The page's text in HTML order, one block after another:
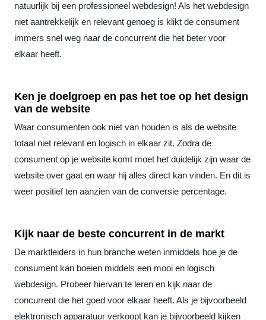
natuurlijk bij een professioneel webdesign! Als het webdesign
niet aantrekkelijk en relevant genoeg is klikt de consument
immers snel weg naar de concurrent die het beter voor
elkaar heeft.
Ken je doelgroep en pas het toe op het design
van de website
Waar consumenten ook niet van houden is als de website
totaal niet relevant en logisch in elkaar zit. Zodra de
consument op je website komt moet het duidelijk zijn waar de
website over gaat en waar hij alles direct kan vinden. En dit is
weer positief ten aanzien van de conversie percentage.
Kijk naar de beste concurrent in de markt
De marktleiders in hun branche weten inmiddels hoe je de
consument kan boeien middels een mooi en logisch
webdesign. Probeer hiervan te leren en kijk naar de
concurrent die het goed voor elkaar heeft. Als je bijvoorbeeld
elektronisch apparatuur verkoopt kan je bijvoorbeeld kijken